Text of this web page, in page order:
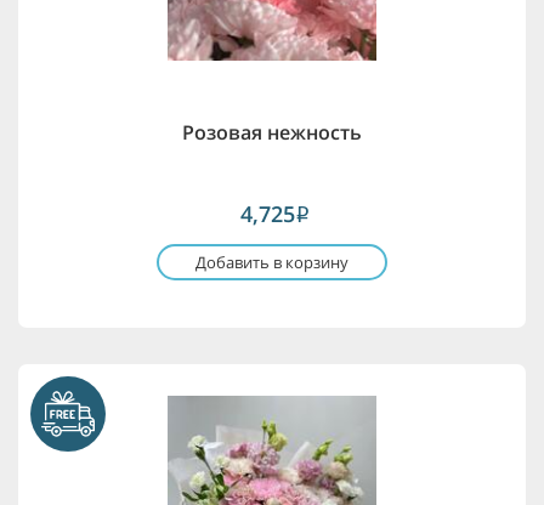
Розовая нежность
4,725i
Добавить в корзину